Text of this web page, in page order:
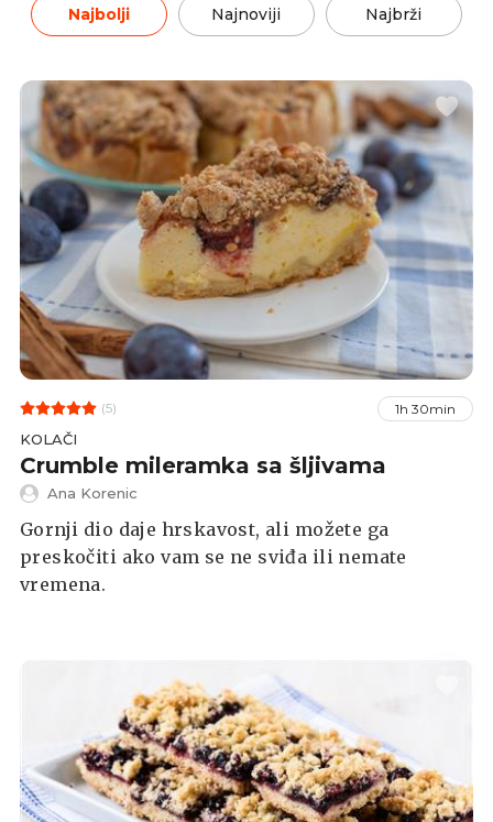
Najbolji Najnoviji Najbrži
(5) 1h 30min
KOLAČI
Crumble mileramka sa šljivama
Ana Korenic
Gornji dio daje hrskavost, ali možete ga
preskočiti ako vam se ne sviđa ili nemate
vremena.